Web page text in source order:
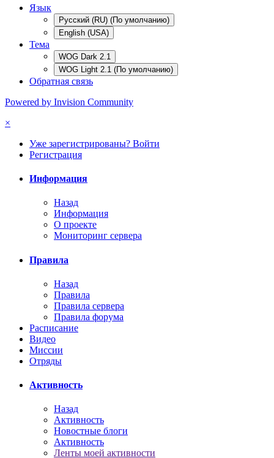
Язык
Русский (RU) (По умолчанию)
English (USA)
Тема
WOG Dark 2.1
WOG Light 2.1 (По умолчанию)
Обратная связь
Powered by Invision Community
×
Уже зарегистрированы? Войти
Регистрация
Информация
Назад
Информация
О проекте
Мониторинг сервера
Правила
Назад
Правила
Правила сервера
Правила форума
Расписание
Видео
Миссии
Отряды
Активность
Назад
Активность
Новостные блоги
Активность
Ленты моей активности